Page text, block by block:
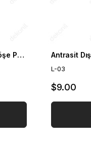
Akçaağaç Dış Cephe Lambri Köşe Profili 4*6 cm
L-03
$9.00